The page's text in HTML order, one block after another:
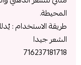
المحيطة.
طريقة الاستخدام :
الشعر جيدا
716237181718